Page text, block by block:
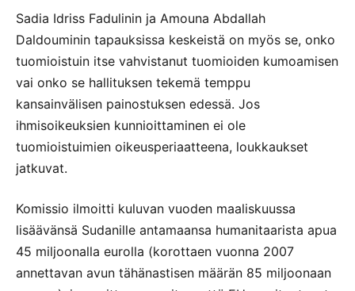
Sadia Idriss Fadulinin ja Amouna Abdallah
Daldouminin tapauksissa keskeistä on myös se, onko
tuomioistuin itse vahvistanut tuomioiden kumoamisen
vai onko se hallituksen tekemä temppu
kansainvälisen painostuksen edessä. Jos
ihmisoikeuksien kunnioittaminen ei ole
tuomioistuimien oikeusperiaatteena, loukkaukset
jatkuvat.
Komissio ilmoitti kuluvan vuoden maaliskuussa
lisäävänsä Sudanille antamaansa humanitaarista apua
45 miljoonalla eurolla (korottaen vuonna 2007
annettavan avun tähänastisen määrän 85 miljoonaan